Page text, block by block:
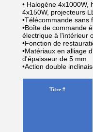
• Halogène 4x1000W,
4x150W, projecteurs
•Télécommande sans
•Boîte de commande
électrique à l'intérieur
•Fonction de
•Matériaux en alliage
d'épaisseur de 5 mm
•Action double
Titre #